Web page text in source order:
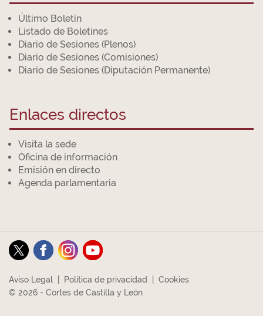
Último Boletín
Listado de Boletines
Diario de Sesiones (Plenos)
Diario de Sesiones (Comisiones)
Diario de Sesiones (Diputación Permanente)
Enlaces directos
Visita la sede
Oficina de información
Emisión en directo
Agenda parlamentaria
Aviso Legal Política de privacidad
Cookies
© 2026 - Cortes de Castilla y León